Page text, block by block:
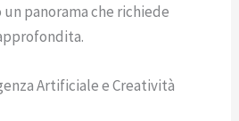
panorama che richiede
Artificiale e Creatività